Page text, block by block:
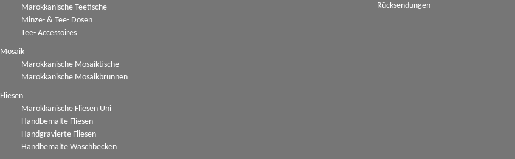
Marokkanische Teetische
Minze- & Tee- Dosen
Tee- Accessoires
Mosaik
Marokkanische Mosaiktische
Marokkanische Mosaikbrunnen
Fliesen
Marokkanische Fliesen Uni
Handbemalte Fliesen
Handgravierte Fliesen
Handbemalte Waschbecken
Rücksendungen